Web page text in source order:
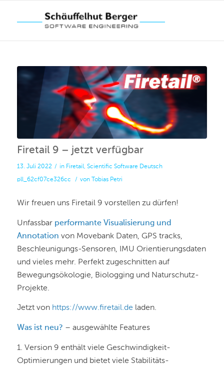
Firetail 9 – jetzt verfügbar
13. Juli 2022 / in Firetail, Scientific Software Deutsch
pll_62cf07ce326cc / von Tobias Petri
Wir freuen uns Firetail 9 vorstellen zu dürfen!
Unfassbar performante Visualisierung und
Annotation von Movebank Daten, GPS tracks,
Beschleunigungs-Sensoren, IMU Orientierungsdaten
und vieles mehr. Perfekt zugeschnitten auf
Bewegungsökologie, Biologging und Naturschutz-
Projekte.
Jetzt von https://www.firetail.de laden.
Was ist neu? – ausgewählte Features
1. Version 9 enthält viele Geschwindigkeit-
Optimierungen und bietet viele Stabilitäts-